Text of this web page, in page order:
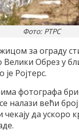
Фото: РТРС
за ограду
Велики Обрез у
Ројтерс.
фотографа
налази већи
чекају да ускоро